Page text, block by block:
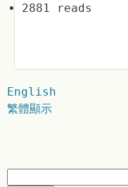
2881 reads
English
繁體顯示